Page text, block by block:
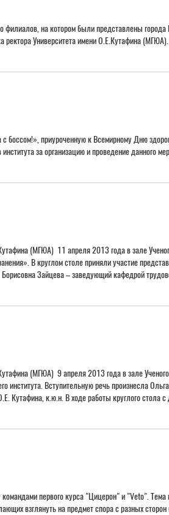
на котором были представлены
ректора Университета имени О.Е.Кутафина
боссом!», приуроченную к Всемирному Дню
института за организацию и проведение
(МГЮА) 11 апреля 2013 года в зале
В круглом столе приняли участие
Зайцева – заведующий кафедрой
(МГЮА) 9 апреля 2013 года в зале
института. Вступительную речь произнесла
Кутафина, к.ю.н. В ходе работы круглого стола
первого курса "Цицерон" и "Veto".
взглянуть на предмет спора с разных